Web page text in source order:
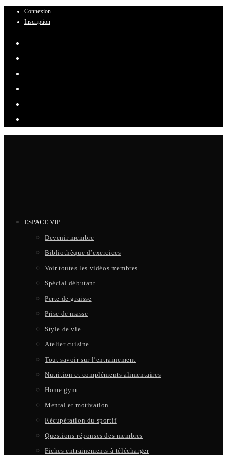
Skip
content
Connexion
Inscription
ESPACE VIP
Devenir membre
Bibliothèque d’exercices
Voir toutes les vidéos membres
Spécial débutant
Perte de graisse
Prise de masse
Style de vie
Atelier cuisine
Tout savoir sur l’entrainement
Nutrition et compléments alimentaires
Home gym
Mental et motivation
Récupération du sportif
Questions réponses des membres
Fiches entrainements à télécharger